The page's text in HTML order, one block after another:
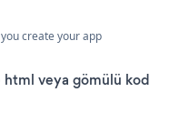
create your app
veya gömülü kod